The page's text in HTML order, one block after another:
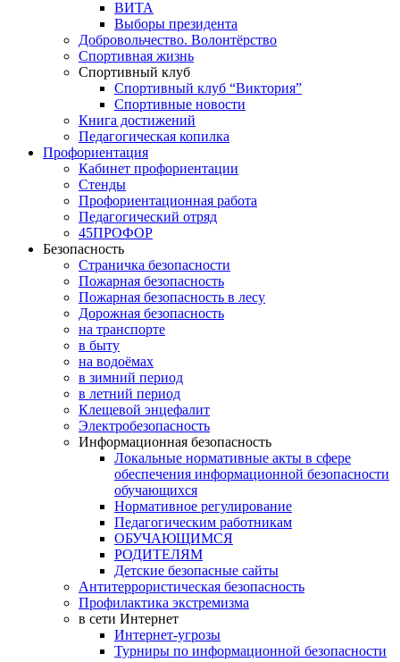
ВИТА
Выборы президента
Добровольчество. Волонтёрство
Спортивная жизнь
Спортивный клуб
Спортивный клуб “Виктория”
Спортивные новости
Книга достижений
Педагогическая копилка
Профориентация
Кабинет профориентации
Стенды
Профориентационная работа
Педагогический отряд
45ПРОФОР
Безопасность
Страничка безопасности
Пожарная безопасность
Пожарная безопасность в лесу
Дорожная безопасность
на транспорте
в быту
на водоёмах
в зимний период
в летний период
Клещевой энцефалит
Электробезопасность
Информационная безопасность
Локальные нормативные акты в сфере
обеспечения информационной безопасности
обучающихся
Нормативное регулирование
Педагогическим работникам
ОБУЧАЮЩИМСЯ
РОДИТЕЛЯМ
Детские безопасные сайты
Антитеррористическая безопасность
Профилактика экстремизма
в сети Интернет
Интернет-угрозы
Турниры по информационной безопасности